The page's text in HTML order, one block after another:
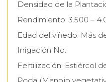
Densidad de la
Rendimiento: 3.500 –
Edad del viñedo: Más
Irrigación No.
Fertilización: Estiércol